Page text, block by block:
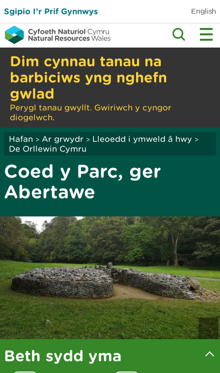
Sgipio I’r Prif Gynnwys English
Dim cynnau tanau na
barbiciws yng nghefn
gwlad
Perygl tanau gwyllt. Gwiriwch y cyngor
diogelwch.
Hafan > Ar grwydr > Lleoedd i ymweld â hwy >
De Orllewin Cymru
Coed y Parc, ger
Abertawe
Beth sydd yma